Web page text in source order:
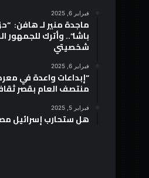
فبراير 6, 2025
ماجدة منير لـ هافن:
باشا”.. وأترك للجمهور
شخصيتي
فبراير 6, 2025
“إبداعات واعدة في
منتصف العام بقصر
فبراير 5, 2025
هل ستحارب إسرائيل